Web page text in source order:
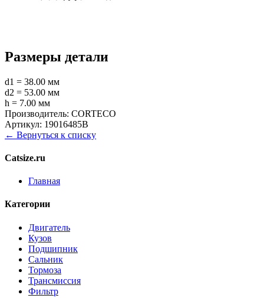
Размеры детали
d1 = 38.00 мм
d2 = 53.00 мм
h = 7.00 мм
Производитель: CORTECO
Артикул: 19016485B
← Вернуться к списку
Catsize.ru
Главная
Категории
Двигатель
Кузов
Подшипник
Сальник
Тормоза
Трансмиссия
Фильтр